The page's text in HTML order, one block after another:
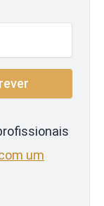
um